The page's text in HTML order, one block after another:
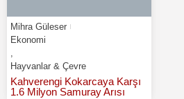
Mihra Güleser
Ekonomi
,
Hayvanlar & Çevre
Kahverengi Kokarcaya Karşı
1.6 Milyon Samuray Arısı